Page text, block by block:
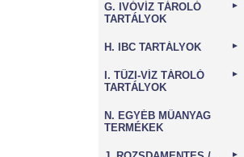
G. IVÓVÍZ TÁROLÓ
TARTÁLYOK
►
H. IBC TARTÁLYOK ►
I. TŰZI-VÍZ TÁROLÓ
TARTÁLYOK
►
N. EGYÉB MŰANYAG
TERMÉKEK
►